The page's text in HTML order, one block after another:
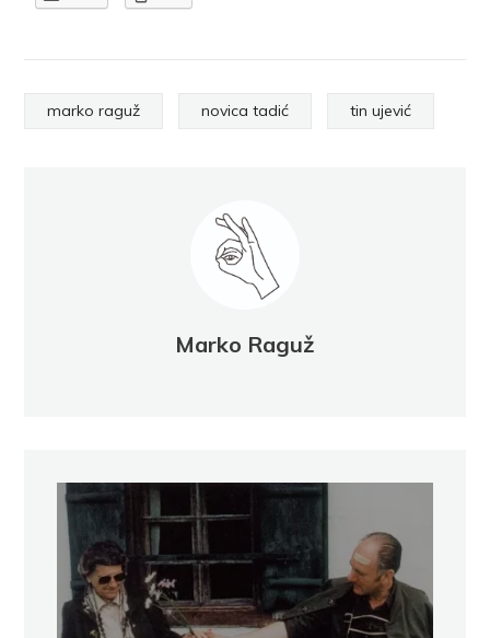
marko raguž novica tadić tin ujević
Marko Raguž